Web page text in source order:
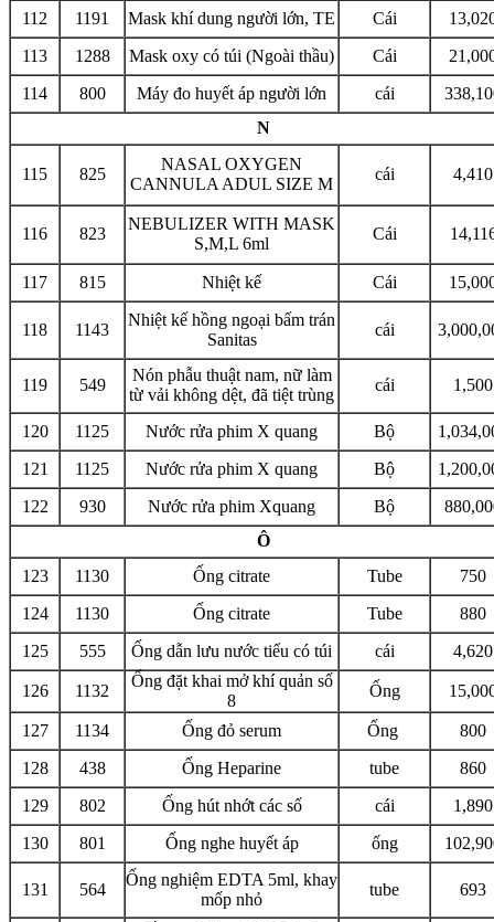
112
1191 Mask khí dung người lớn, TE Cái
113
1288 Mask oxy có túi (Ngoài thầu) Cái
114
800 Máy đo huyết áp người lớn cái
N
115 825
NASAL OXYGEN
CANNULA ADUL SIZE M
cái 4,410
116 823
NEBULIZER WITH MASK
S,M,L 6ml
Cái
117 815 Nhiệt kế Cái
118 1143
Nhiệt kế hồng ngoại bấm trán
Sanitas
cái
119 549
Nón phẫu thuật nam, nữ làm
từ vải không dệt, đã tiệt trùng
cái 1,500
120 1125 Nước rửa phim X quang Bộ
121
1125 Nước rửa phim X quang Bộ
122
930 Nước rửa phim Xquang Bộ
Ô
123
1130 Ống citrate Tube
750
124
1130 Ống citrate Tube
880
125
555 Ống dẫn lưu nước tiểu có túi cái 4,620
126 1132
Ống đặt khai mở khí quản số
8
Ống
127 1134 Ống đỏ serum Ống
800
128
438 Ống Heparine tube
860
129
802 Ống hút nhớt các số cái
1,890
130
801 Ống nghe huyết áp ống
131 564
Ống nghiệm EDTA 5ml, khay
mốp nhỏ
tube 693